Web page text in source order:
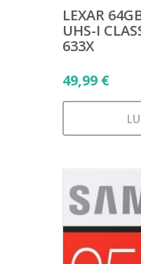
LEXAR
UHS-I
633X
49,99 €